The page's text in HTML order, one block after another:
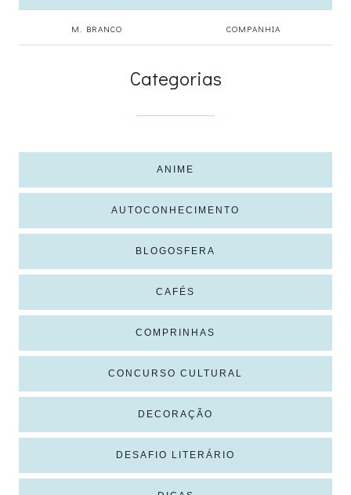
M. BRANCO COMPANHIA
Categorias
ANIME
AUTOCONHECIMENTO
BLOGOSFERA
CAFÉS
COMPRINHAS
CONCURSO CULTURAL
DECORAÇÃO
DESAFIO LITERÁRIO